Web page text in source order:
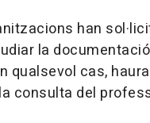
han
la
qualsevol cas,
consulta del